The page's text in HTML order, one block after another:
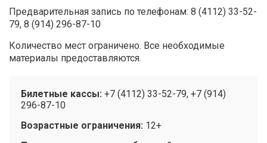
Предварительная запись по телефонам: 8 (4112) 33-52-
79, 8 (914) 296-87-10
Количество мест ограничено. Все необходимые
материалы предоставляются.
Билетные кассы: +7 (4112) 33-52-79, +7 (914)
296-87-10
Возрастные ограничения: 12+